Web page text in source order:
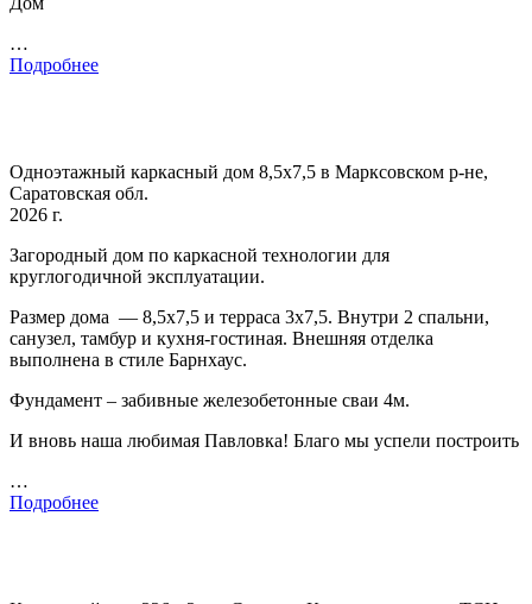
…
Подробнее
Одноэтажный каркасный дом 8,5х7,5 в Марксовском р-не,
Саратовская обл.
2026 г.
Загородный дом по каркасной технологии для
круглогодичной эксплуатации.
Размер дома — 8,5х7,5 и терраса 3х7,5. Внутри 2 спальни,
санузел, тамбур и кухня-гостиная. Внешняя отделка
выполнена в стиле Барнхаус.
Фундамент – забивные железобетонные сваи 4м.
И вновь наша любимая Павловка! Благо мы успели построить
…
Подробнее